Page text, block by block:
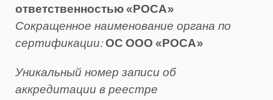
ответственностью «РОСА»
Сокращенное наименование органа по
сертификации: ОС ООО «РОСА»
Уникальный номер записи об
аккредитации в реестре